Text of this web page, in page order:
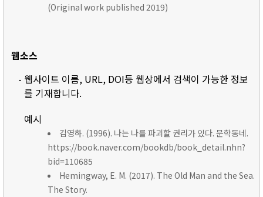
(Original work published 2019)
웹소스
- 웹사이트 이름, URL, DOI등 웹상에서 검색이 가능한 정보
를 기재합니다.
예시
김영하. (1996). 나는 나를 파괴할 권리가 있다. 문학동네.
https://book.naver.com/bookdb/book_detail.nhn?
bid=110685
Hemingway, E. M. (2017). The Old Man and the Sea.
The Story.